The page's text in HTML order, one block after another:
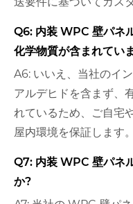
Q6: 内装 WPC 壁パネ
化学物質が含まれてい
A6: いいえ、当社のイ
アルデヒドを含まず、
れているため、ご自宅
屋内環境を保証します。
Q7: 内装 WPC 壁パネ
か?